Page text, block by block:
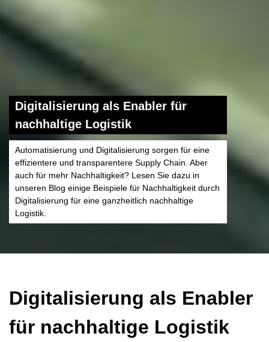
Digitalisierung als Enabler für
nachhaltige Logistik
Automatisierung und Digitalisierung sorgen für eine
effizientere und transparentere Supply Chain. Aber
auch für mehr Nachhaltigkeit? Lesen Sie dazu in
unseren Blog einige Beispiele für Nachhaltigkeit durch
Digitalisierung für eine ganzheitlich nachhaltige
Logistik.
Digitalisierung als Enabler
für nachhaltige Logistik